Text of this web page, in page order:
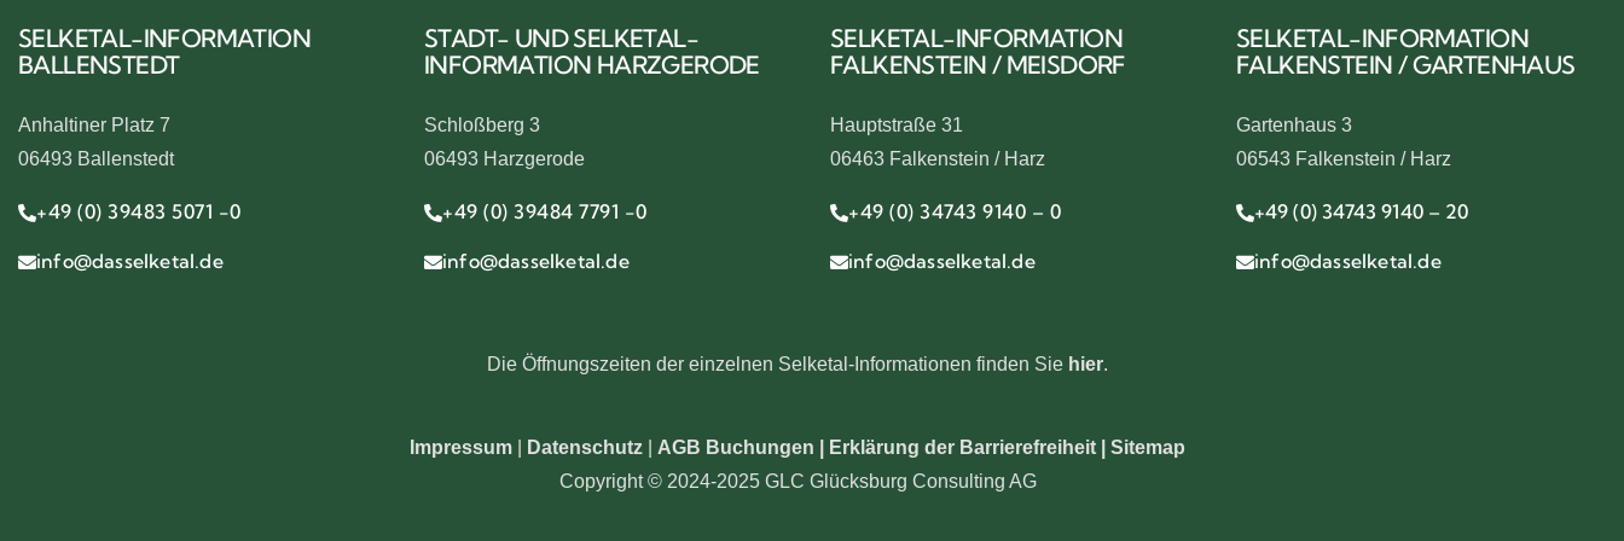
SELKETAL-INFORMATION
BALLENSTEDT
Anhaltiner Platz 7
06493 Ballenstedt
+49 (0) 39483 5071 -0
info@dasselketal.de
STADT- UND SELKETAL-
INFORMATION HARZGERODE
Schloßberg 3
06493 Harzgerode
+49 (0) 39484 7791 -0
info@dasselketal.de
SELKETAL-INFORMATION
FALKENSTEIN / MEISDORF
Hauptstraße 31
06463 Falkenstein / Harz
+49 (0) 34743 9140 – 0
info@dasselketal.de
SELKETAL-INFORMATION
FALKENSTEIN / GARTENHAUS
Gartenhaus 3
06543 Falkenstein / Harz
+49 (0) 34743 9140 – 20
info@dasselketal.de
Die Öffnungszeiten der einzelnen Selketal-Informationen finden Sie hier.
Impressum Datenschutz AGB Buchungen Erklärung der Barrierefreiheit | Sitemap
Copyright © 2024-2025 GLC Glücksburg Consulting AG